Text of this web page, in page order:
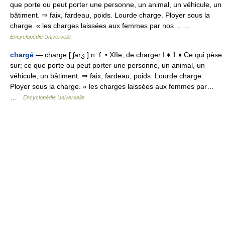
que porte ou peut porter une personne, un animal, un véhicule, un
bâtiment. ⇒ faix, fardeau, poids. Lourde charge. Ployer sous la
charge. « les charges laissées aux femmes par nos… …
Encyclopédie Universelle
chargé — charge [ ʃarʒ ] n. f. • XIIe; de charger I ♦ 1 ♦ Ce qui pèse
sur; ce que porte ou peut porter une personne, un animal, un
véhicule, un bâtiment. ⇒ faix, fardeau, poids. Lourde charge.
Ployer sous la charge. « les charges laissées aux femmes par…
Encyclopédie Universelle